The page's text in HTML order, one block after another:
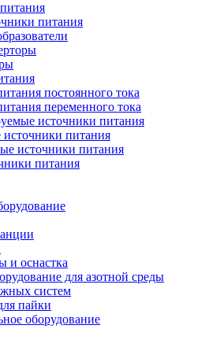
питания
постоянного тока
переменного тока
источники питания
питания
источники питания
питания
и оснастка
для азотной среды
систем
пайки
оборудование